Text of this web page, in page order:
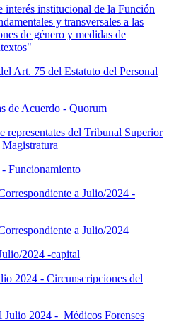
institucional de la Función
y transversales a las
de género y medidas de
s"
Art. 75 del Estatuto del Personal
de Acuerdo - Quorum
representates del Tribunal Superior
Funcionamiento
a Julio/2024 -
a Julio/2024
2024 -capital
2024 - Circunscripciones del
2024 - Médicos Forenses